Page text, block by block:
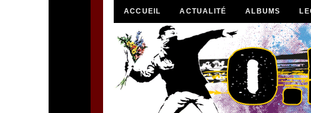
ACCUEIL ACTUALITÉ ALBUMS